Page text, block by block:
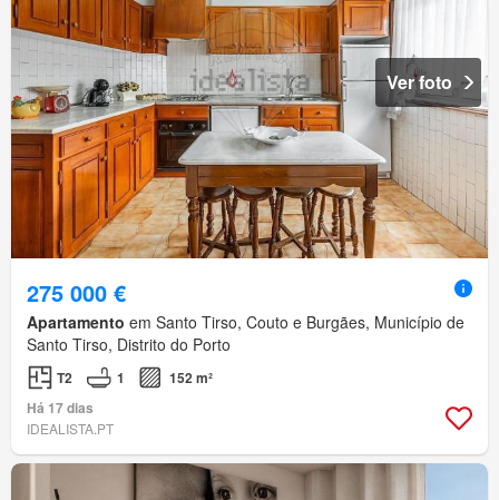
Ver foto
275 000 €
Apartamento em Santo Tirso, Couto e Burgães, Município de
Santo Tirso, Distrito do Porto
T2 1
152 m²
Há 17 dias
IDEALISTA.PT